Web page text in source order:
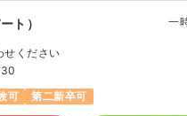
ト） 一
せください
可
第二新卒可